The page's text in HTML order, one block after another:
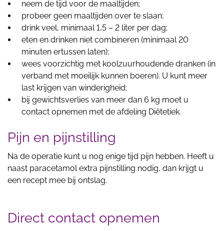
neem de tijd voor de maaltijden;
probeer geen maaltijden over te slaan;
drink veel, minimaal 1,5 – 2 liter per dag;
eten en drinken niet combineren (minimaal 20
minuten ertussen laten);
wees voorzichtig met koolzuurhoudende dranken (in
verband met moeilijk kunnen boeren). U kunt meer
last krijgen van winderigheid;
bij gewichtsverlies van meer dan 6 kg moet u
contact opnemen met de afdeling Diëtetiek.
Pijn en pijnstilling
Na de operatie kunt u nog enige tijd pijn hebben. Heeft u
naast paracetamol extra pijnstilling nodig, dan krijgt u
een recept mee bij ontslag.
Direct contact opnemen